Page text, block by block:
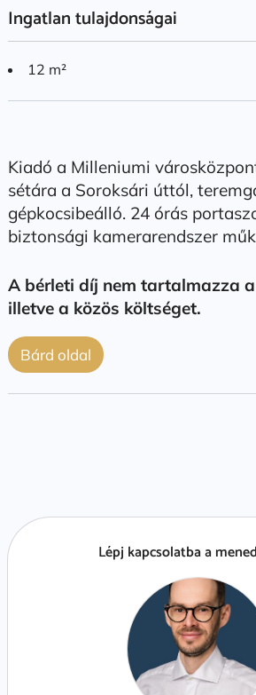
Ingatlan tulajdonságai
12 m²
Kiadó a Milleniumi
sétára a Soroksári úttól,
gépkocsibeálló. 24 órás
biztonsági kamerarendszer
A bérleti díj nem tartalmazza
illetve a közös költséget.
Bárd oldal
Lépj kapcsolatba a